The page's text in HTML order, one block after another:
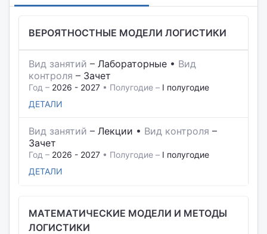
ВЕРОЯТНОСТНЫЕ МОДЕЛИ ЛОГИСТИКИ
Вид занятий – Лабораторные • Вид
контроля – Зачет
Год – 2026 - 2027 • Полугодие – I полугодие
ДЕТАЛИ
Вид занятий – Лекции • Вид контроля –
Зачет
Год – 2026 - 2027 • Полугодие – I полугодие
ДЕТАЛИ
МАТЕМАТИЧЕСКИЕ МОДЕЛИ И МЕТОДЫ
ЛОГИСТИКИ